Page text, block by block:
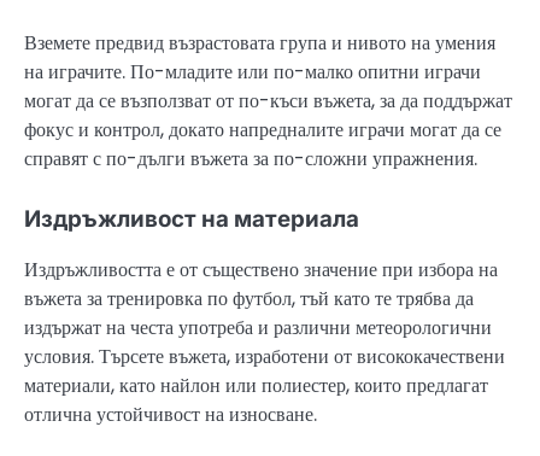
Вземете предвид възрастовата група и нивото на умения
на играчите. По-младите или по-малко опитни играчи
могат да се възползват от по-къси въжета, за да поддържат
фокус и контрол, докато напредналите играчи могат да се
справят с по-дълги въжета за по-сложни упражнения.
Издръжливост на материала
Издръжливостта е от съществено значение при избора на
въжета за тренировка по футбол, тъй като те трябва да
издържат на честа употреба и различни метеорологични
условия. Търсете въжета, изработени от висококачествени
материали, като найлон или полиестер, които предлагат
отлична устойчивост на износване.